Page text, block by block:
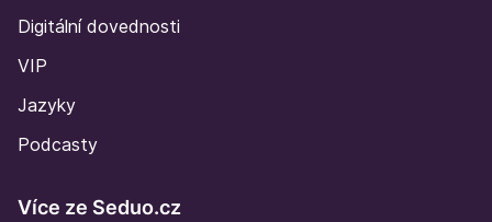
Digitální dovednosti
VIP
Jazyky
Podcasty
Více ze Seduo.cz